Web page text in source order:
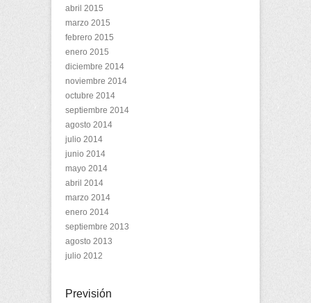
abril 2015
marzo 2015
febrero 2015
enero 2015
diciembre 2014
noviembre 2014
octubre 2014
septiembre 2014
agosto 2014
julio 2014
junio 2014
mayo 2014
abril 2014
marzo 2014
enero 2014
septiembre 2013
agosto 2013
julio 2012
Previsión